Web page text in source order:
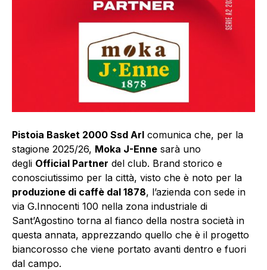
Pistoia Basket 2000 Ssd Arl comunica che, per la
stagione 2025/26, Moka J-Enne sarà uno
degli Official Partner del club. Brand storico e
conosciutissimo per la città, visto che è noto per la
produzione di caffè dal 1878, l’azienda con sede in
via G.Innocenti 100 nella zona industriale di
Sant’Agostino torna al fianco della nostra società in
questa annata, apprezzando quello che è il progetto
biancorosso che viene portato avanti dentro e fuori
dal campo.